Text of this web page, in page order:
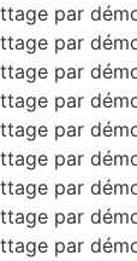
par
par
par
par
par
par
par
par
par